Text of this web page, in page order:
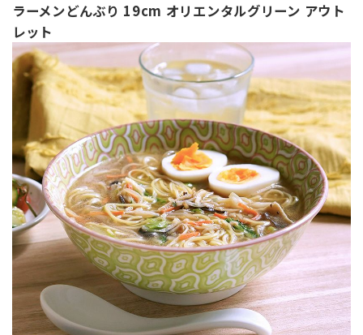
ラーメンどんぶり 19cm オリエンタルグリーン アウト
レット